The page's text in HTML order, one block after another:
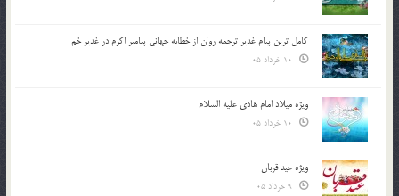
کامل ترین پیام غدیر ترجمه روان از خطابه جهانی پیامبر اکرم در غدیر خم
ویژه میلاد امام هادی علیه السلام
ویژه عید قربان